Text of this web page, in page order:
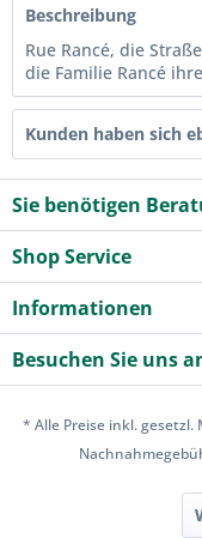
Beschreibung
Rue Rancé, die
die Familie Rancé
Kunden haben sich
Sie benötigen
Shop Service
Informationen
Besuchen Sie uns
* Alle Preise inkl.